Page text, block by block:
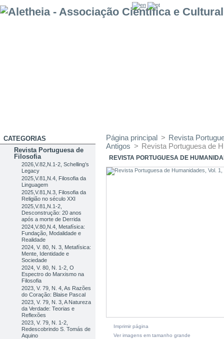
CATEGORIAS
Revista Portuguesa de
Filosofia
2026,V.82,N.1-2, Schelling’s
Legacy
2025,V.81,N.4, Filosofia da
Linguagem
2025,V.81,N.3, Filosofia da
Religião no século XXI
2025,V.81,N.1-2,
Desconstrução: 20 anos
após a morte de Derrida
2024,V.80,N.4, Metafísica:
Fundação, Modalidade e
Realidade
2024, V. 80, N. 3, Metafísica:
Mente, Identidade e
Sociedade
2024, V. 80, N. 1-2, O
Espectro do Marxismo na
Filosofia
2023, V. 79, N. 4, As Razões
do Coração: Blaise Pascal
2023, V. 79, N. 3, A Natureza
da Verdade: Teorias e
Reflexões
2023, V. 79, N. 1-2,
Redescobrindo S. Tomás de
Aquino
Página principal > Revista
Antigos > Revista Portuguesa de
REVISTA PORTUGUESA DE
Imprimir página
Ver imagens em tamanho grande